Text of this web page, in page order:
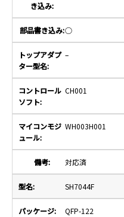
○
–
CH001
WH003H001
対応済
SH7044F
QFP-122